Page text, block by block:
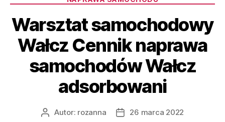
Warsztat samochodowy
Wałcz Cennik naprawa
samochodów Wałcz
adsorbowani
AutorAutor: rozanna
Data26 marca 2022